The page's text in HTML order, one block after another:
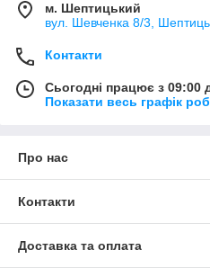
м. Шептицький
вул. Шевченка 8/3,
Контакти
Сьогодні працює з 09:00
Показати весь графік
Про нас
Контакти
Доставка та оплата